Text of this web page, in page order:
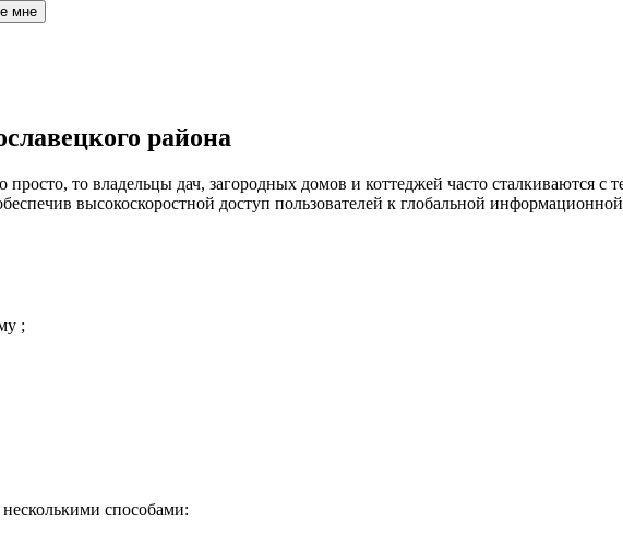
мне
района
то владельцы дач, загородных домов и коттеджей часто сталкиваются с
высокоскоростной доступ пользователей к глобальной
;
способами: